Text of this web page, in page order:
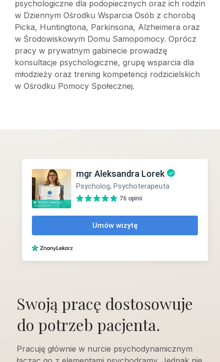
psychologiczne dla podopiecznych oraz ich rodzin
w Dziennym Ośrodku Wsparcia Osób z chorobą
Picka, Huntingtona, Parkinsona, Alzheimera oraz
w Środowiskowym Domu Samopomocy. Oprócz
pracy w prywatnym gabinecie prowadzę
konsultacje psychologiczne, grupę wsparcia dla
młodzieży oraz trening kompetencji rodzicielskich
w Ośrodku Pomocy Społecznej.
Swoją pracę dostosowuje
do potrzeb pacjenta.
Pracuję głównie w nurcie psychodynamicznym